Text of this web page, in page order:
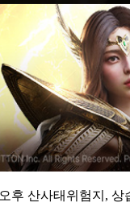
후 산사태위험지,